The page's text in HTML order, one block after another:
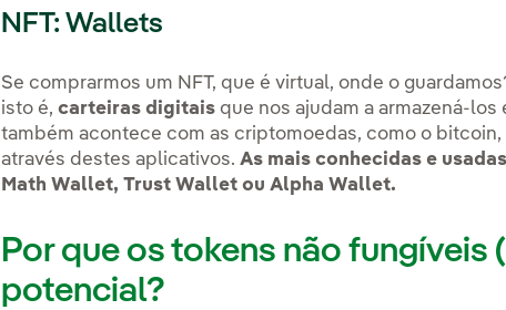
NFT: Wallets
Se comprarmos um NFT, que é virtual, onde o
isto é,carteiras digitais que nos ajudam a armazená-
também acontece com as criptomoedas, como o bitcoin,
através destes aplicativos.As mais conhecidas e
Math Wallet, Trust Wallet ou Alpha Wallet.
Por que os tokens não fungíveis
potencial?